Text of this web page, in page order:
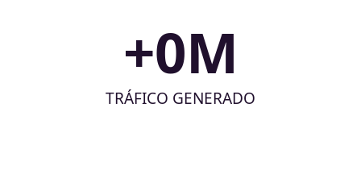
TRÁFICO GENERADO
+0M